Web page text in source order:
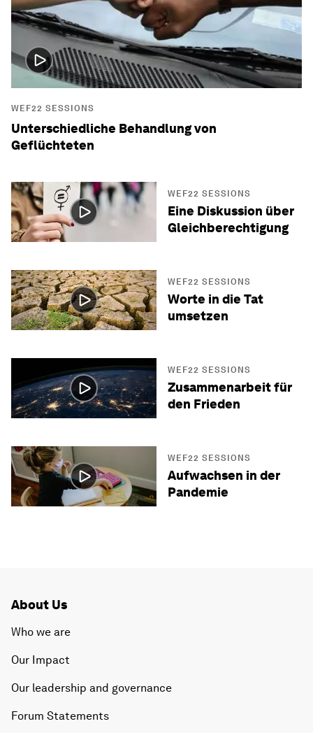
WEF22 SESSIONS
Unterschiedliche Behandlung von
Geflüchteten
WEF22 SESSIONS
Eine Diskussion über
Gleichberechtigung
WEF22 SESSIONS
Worte in die Tat
umsetzen
WEF22 SESSIONS
Zusammenarbeit für
den Frieden
WEF22 SESSIONS
Aufwachsen in der
Pandemie
About Us
Who we are
Our Impact
Our leadership and governance
Forum Statements